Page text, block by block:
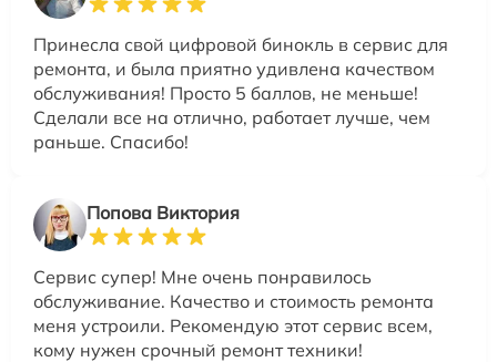
Принесла свой цифровой бинокль в сервис для
ремонта, и была приятно удивлена качеством
обслуживания! Просто 5 баллов, не меньше!
Сделали все на отлично, работает лучше, чем
раньше. Спасибо!
Попова Виктория
Сервис супер! Мне очень понравилось
обслуживание. Качество и стоимость ремонта
меня устроили. Рекомендую этот сервис всем,
кому нужен срочный ремонт техники!